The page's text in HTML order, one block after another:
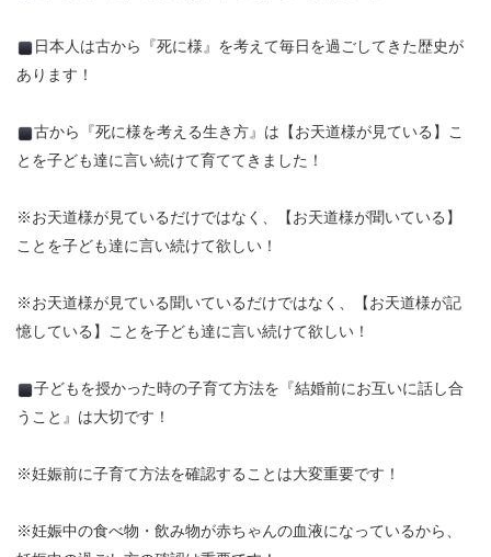
日本人は古から『死に様』を考えて毎日を過ごしてきた歴史が
あります！
古から『死に様を考える生き方』は【お天道様が見ている】こ
とを子ども達に言い続けて育ててきました！
※お天道様が見ているだけではなく、【お天道様が聞いている】
ことを子ども達に言い続けて欲しい！
※お天道様が見ている聞いているだけではなく、【お天道様が記
憶している】ことを子ども達に言い続けて欲しい！
子どもを授かった時の子育て方法を『結婚前にお互いに話し合
うこと』は大切です！
※妊娠前に子育て方法を確認することは大変重要です！
※妊娠中の食べ物・飲み物が赤ちゃんの血液になっているから、